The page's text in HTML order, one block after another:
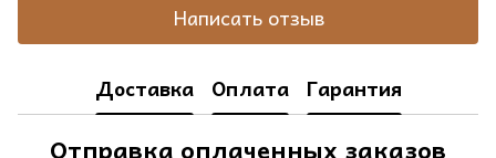
Написать отзыв
Доставка Оплата Гарантия
Отправка оплаченных заказов